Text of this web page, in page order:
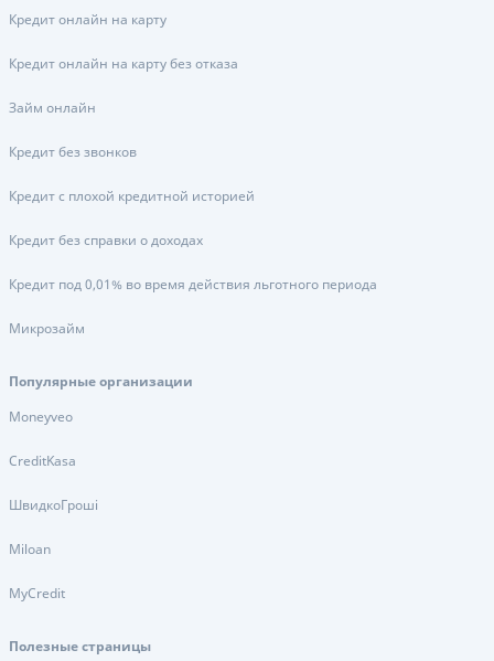
Кредит онлайн на карту
Кредит онлайн на карту без отказа
Займ онлайн
Кредит без звонков
Кредит с плохой кредитной историей
Кредит без справки о доходах
Кредит под 0,01% во время действия льготного периода
Микрозайм
Популярные организации
Moneyveo
CreditKasa
ШвидкоГроші
Miloan
MyCredit
Полезные страницы